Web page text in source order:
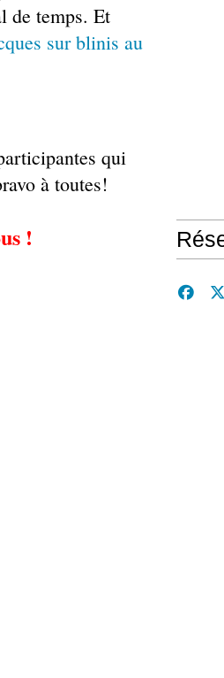
de temps. Et
sur blinis au
qui
à toutes!
!